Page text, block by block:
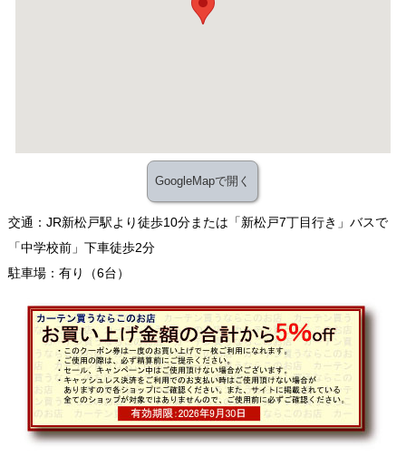
GoogleMapで開く
交通：JR新松戸駅より徒歩10分または「新松戸7丁目行き」バスで
「中学校前」下車徒歩2分
駐車場：有り（6台）